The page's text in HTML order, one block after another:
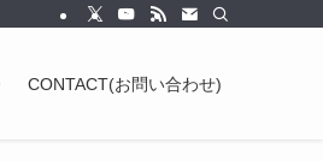
CONTACT(お問い合わせ)